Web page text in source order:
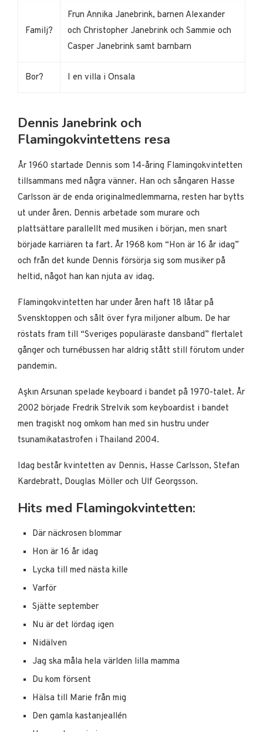
Familj?
Frun Annika Janebrink, barnen Alexander
och Christopher Janebrink och Sammie och
Casper Janebrink samt barnbarn
Bor? I en villa i Onsala
Dennis Janebrink och
Flamingokvintettens resa
År 1960 startade Dennis som 14-åring Flamingokvintetten
tillsammans med några vänner. Han och sångaren Hasse
Carlsson är de enda originalmedlemmarna, resten har bytts
ut under åren. Dennis arbetade som murare och
plattsättare parallellt med musiken i början, men snart
började karriären ta fart. År 1968 kom “Hon är 16 år idag”
och från det kunde Dennis försörja sig som musiker på
heltid, något han kan njuta av idag.
Flamingokvintetten har under åren haft 18 låtar på
Svensktoppen och sålt över fyra miljoner album. De har
röstats fram till “Sveriges populäraste dansband” flertalet
gånger och turnébussen har aldrig stått still förutom under
pandemin.
Aşkın Arsunan spelade keyboard i bandet på 1970-talet. År
2002 började Fredrik Strelvik som keyboardist i bandet
men tragiskt nog omkom han med sin hustru under
tsunamikatastrofen i Thailand 2004.
Idag består kvintetten av Dennis, Hasse Carlsson, Stefan
Kardebratt, Douglas Möller och Ulf Georgsson.
Hits med Flamingokvintetten:
Där näckrosen blommar
Hon är 16 år idag
Lycka till med nästa kille
Varför
Sjätte september
Nu är det lördag igen
Nidälven
Jag ska måla hela världen lilla mamma
Du kom försent
Hälsa till Marie från mig
Den gamla kastanjeallén